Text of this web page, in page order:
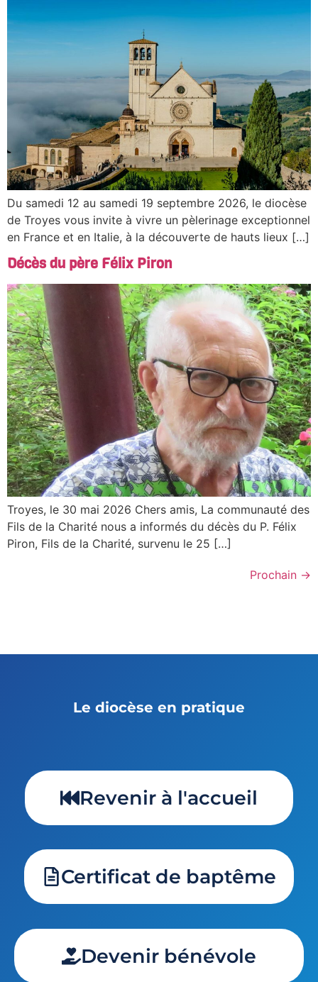
Du samedi 12 au samedi 19 septembre 2026, le diocèse
de Troyes vous invite à vivre un pèlerinage exceptionnel
en France et en Italie, à la découverte de hauts lieux […]
Décès du père Félix Piron
Troyes, le 30 mai 2026 Chers amis, La communauté des
Fils de la Charité nous a informés du décès du P. Félix
Piron, Fils de la Charité, survenu le 25 […]
Prochain →
Le diocèse en pratique
Revenir à l'accueil
Certificat de baptême
Devenir bénévole